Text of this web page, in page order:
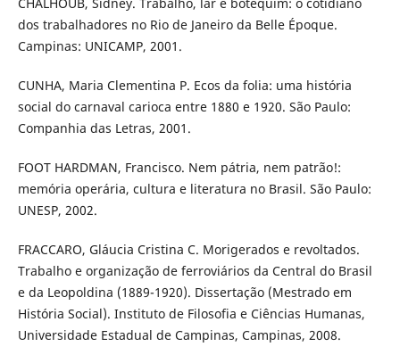
dos trabalhadores no Rio de Janeiro da Belle Époque.
Campinas: UNICAMP, 2001.
CUNHA, Maria Clementina P. Ecos da folia: uma história
social do carnaval carioca entre 1880 e 1920. São Paulo:
Companhia das Letras, 2001.
FOOT HARDMAN, Francisco. Nem pátria, nem patrão!:
memória operária, cultura e literatura no Brasil. São Paulo:
UNESP, 2002.
FRACCARO, Gláucia Cristina C. Morigerados e revoltados.
Trabalho e organização de ferroviários da Central do Brasil
e da Leopoldina (1889-1920). Dissertação (Mestrado em
História Social). Instituto de Filosofia e Ciências Humanas,
Universidade Estadual de Campinas, Campinas, 2008.